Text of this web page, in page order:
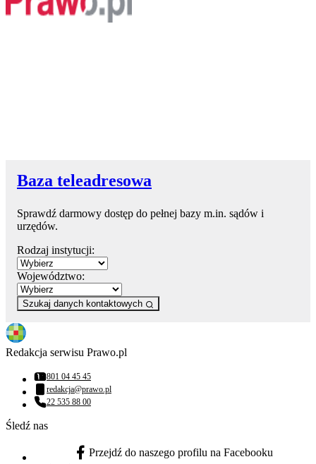
Baza teleadresowa
Sprawdź darmowy dostęp do pełnej bazy m.in. sądów i
urzędów.
Rodzaj instytucji:
Województwo:
Szukaj danych kontaktowych
Redakcja serwisu Prawo.pl
Numer telefonu:
801 04 45 45
Adres email:
redakcja@prawo.pl
Numer telefonu:
22 535 88 00
Śledź nas
facebook - otwiera się w nowej karcie
Przejdź do naszego profilu na Facebooku